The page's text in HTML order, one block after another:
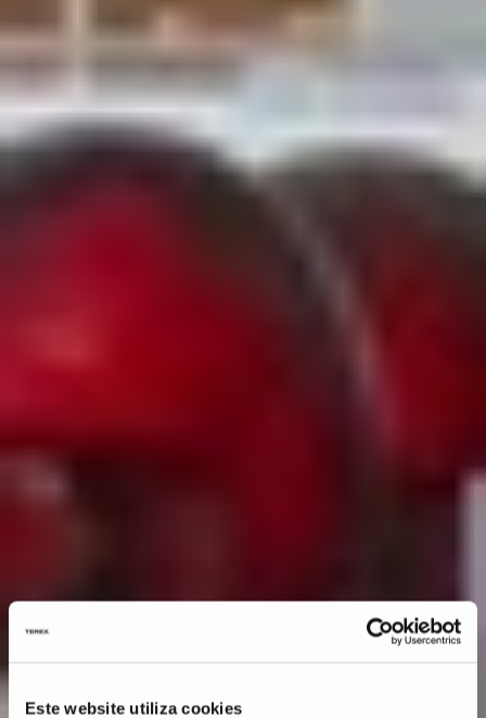
Este website utiliza cookies